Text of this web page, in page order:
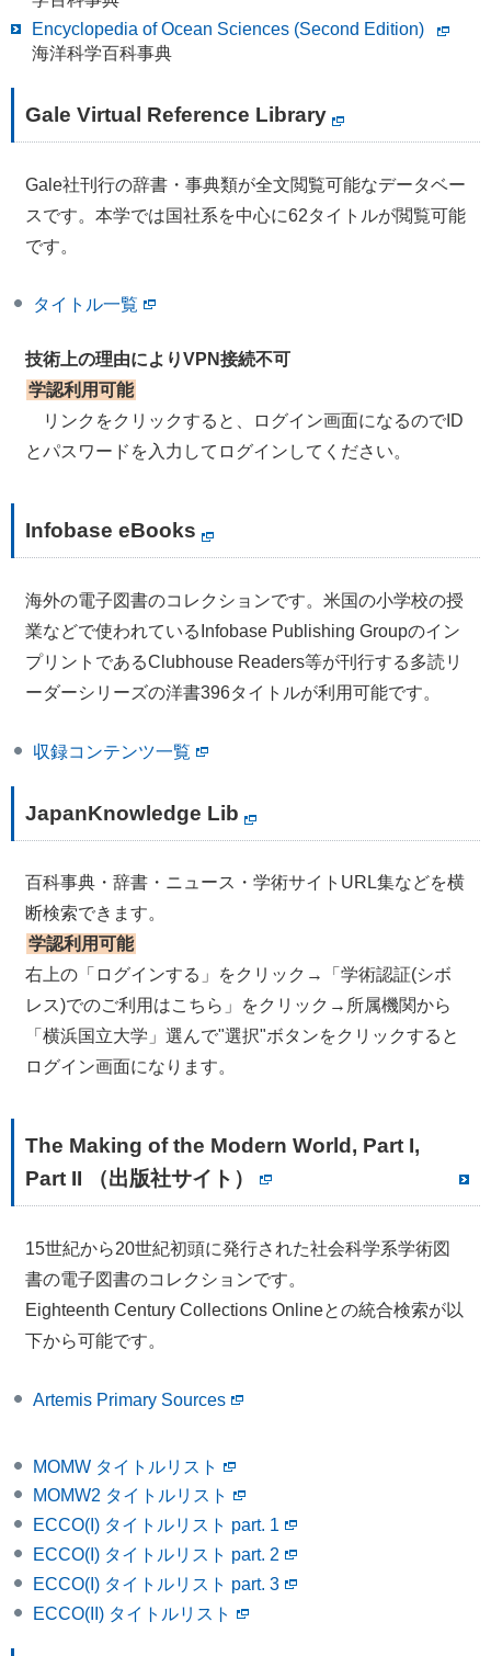
Encyclopedia of Ocean Sciences (Second Edition)
海洋科学百科事典
Gale Virtual Reference Library
Gale社刊行の辞書・事典類が全文閲覧可能なデータベー
スです。本学では国社系を中心に62タイトルが閲覧可能
です。
タイトル一覧
技術上の理由によりVPN接続不可
学認利用可能
リンクをクリックすると、ログイン画面になるのでID
とパスワードを入力してログインしてください。
Infobase eBooks
海外の電子図書のコレクションです。米国の小学校の授
業などで使われているInfobase Publishing Groupのイン
プリントであるClubhouse Readers等が刊行する多読リ
ーダーシリーズの洋書396タイトルが利用可能です。
収録コンテンツ一覧
JapanKnowledge Lib
百科事典・辞書・ニュース・学術サイトURL集などを横
断検索できます。
学認利用可能
右上の「ログインする」をクリック→「学術認証(シボ
レス)でのご利用はこちら」をクリック→所属機関から
「横浜国立大学」選んで"選択"ボタンをクリックすると
ログイン画面になります。
The Making of the Modern World, Part I,
Part II （出版社サイト）
15世紀から20世紀初頭に発行された社会科学系学術図
書の電子図書のコレクションです。
Eighteenth Century Collections Onlineとの統合検索が以
下から可能です。
Artemis Primary Sources
MOMW タイトルリスト
MOMW2 タイトルリスト
ECCO(I) タイトルリスト part. 1
ECCO(I) タイトルリスト part. 2
ECCO(I) タイトルリスト part. 3
ECCO(II) タイトルリスト